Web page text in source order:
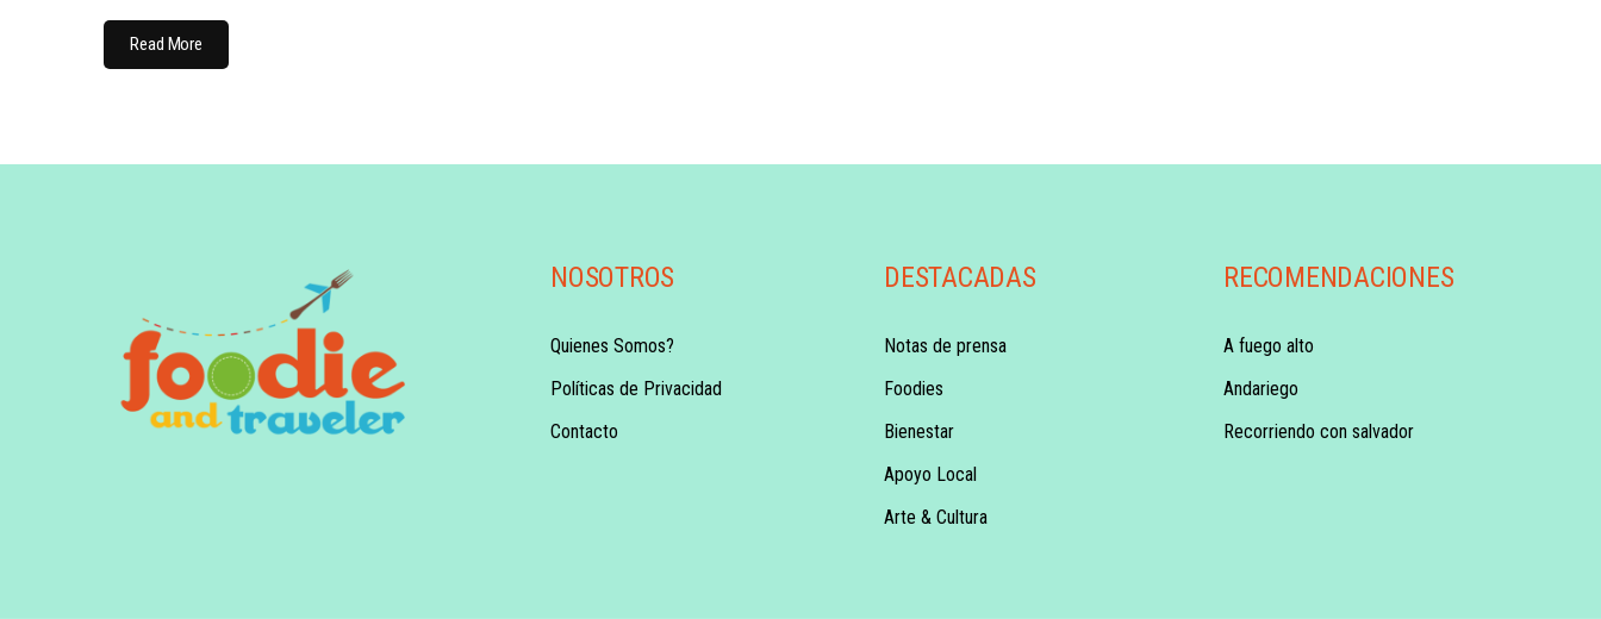
Read More
NOSOTROS
Quienes Somos?
Políticas de Privacidad
Contacto
DESTACADAS
Notas de prensa
Foodies
Bienestar
Apoyo Local
Arte & Cultura
RECOMENDACIONES
A fuego alto
Andariego
Recorriendo con salvador